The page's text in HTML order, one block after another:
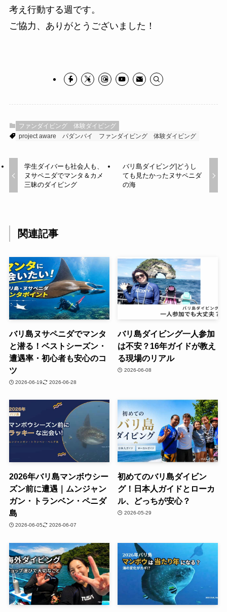
考え行動する週です。
ご協力、ありがとうございました！
ファンダイビング
体験ダイビング
project aware
パダンバイ ファンダイビング 体験ダイビング
学生ダイバーも社会人も、
ヌサペニダでマンタ＆カメ
三昧のダイビング
バリ島ダイビング|どうし
ても見たかったヌサペニダ
の海
関連記事
バリ島ヌサペニダでマンタ
と潜る！ベストシーズン・
遭遇率・初心者も安心のコ
ツ
2026-06-19 2026-06-28
バリ島ダイビング一人参加
は不安？16年ガイドが教え
る現場のリアル
2026-06-08
2026年バリ島マンボウシー
ズン前に遭遇｜ムンジャン
ガン・トランベン・ペニダ
島
2026-06-05 2026-06-07
初めてのバリ島ダイビン
グ！日本人ガイドとローカ
ル、どっちが安心？
2026-05-29